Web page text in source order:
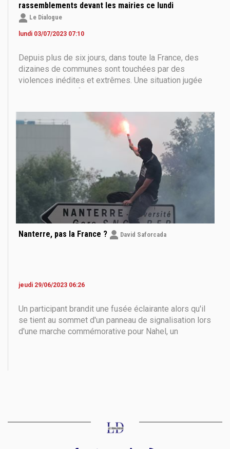
rassemblements devant les mairies ce lundi
Le Dialogue
lundi 03/07/2023 07:10
Depuis plus de six jours, dans toute la France, des
dizaines de communes sont touchées par des
violences inédites et extrêmes. Une situation jugée
très grave et parfois décrite comme les prémisses
voiture-bélier qui a visé le domicile du maire de
L'Haÿ-les-Roses,
Nanterre, pas la France ? David Saforcada
jeudi 29/06/2023 06:26
Un participant brandit une fusée éclairante alors qu'il
se tient au sommet d'un panneau de signalisation lors
d'une marche commémorative pour Nahel, un